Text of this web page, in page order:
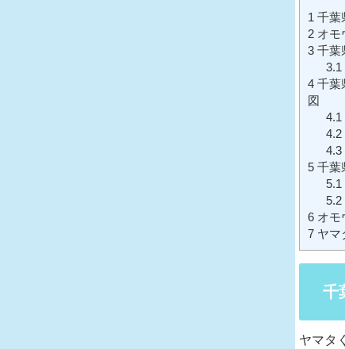
1 千葉
2 オモ
3 千葉
3.1
4 千葉
図
4.1
4.2
4.3
5 千葉
5.1
5.2
6 オモ
7 ヤマ
千
ヤマタ